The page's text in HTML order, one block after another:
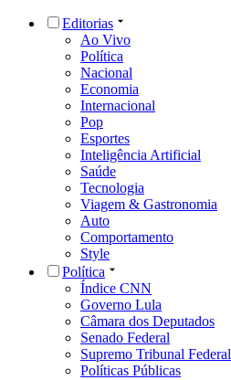
Editorias
Ao Vivo
Política
Nacional
Economia
Internacional
Pop
Esportes
Inteligência Artificial
Saúde
Tecnologia
Viagem & Gastronomia
Auto
Comportamento
Style
Política
Índice CNN
Governo Lula
Câmara dos Deputados
Senado Federal
Supremo Tribunal Federal
Políticas Públicas